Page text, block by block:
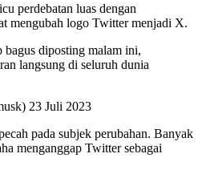
perdebatan luas dengan
mengubah logo Twitter menjadi X.
diposting malam ini,
langsung di seluruh dunia
23 Juli 2023
pada subjek perubahan. Banyak
menganggap Twitter sebagai